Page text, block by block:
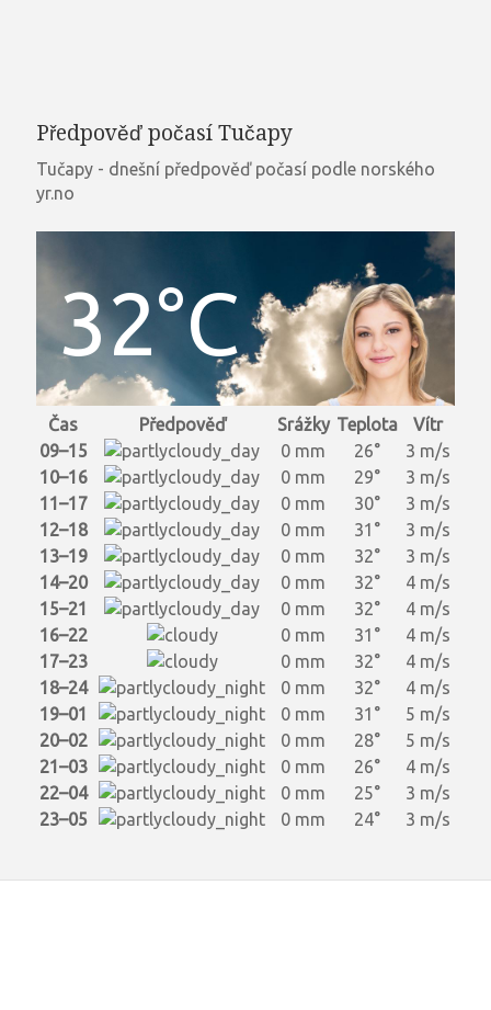
Předpověď počasí Tučapy
Tučapy - dnešní předpověď počasí podle norského
yr.no
32°C
Čas Předpověď Srážky Teplota
Vítr
09–15
0 mm 26°
3 m/s
10–16
0 mm 29°
3 m/s
11–17
0 mm 30°
3 m/s
12–18
0 mm 31°
3 m/s
13–19
0 mm 32°
3 m/s
14–20
0 mm 32°
4 m/s
15–21
0 mm 32°
4 m/s
16–22
0 mm 31°
4 m/s
17–23
0 mm 32°
4 m/s
18–24
0 mm 32°
4 m/s
19–01
0 mm 31°
5 m/s
20–02
0 mm 28°
5 m/s
21–03
0 mm 26°
4 m/s
22–04
0 mm 25°
3 m/s
23–05
0 mm 24° 3 m/s